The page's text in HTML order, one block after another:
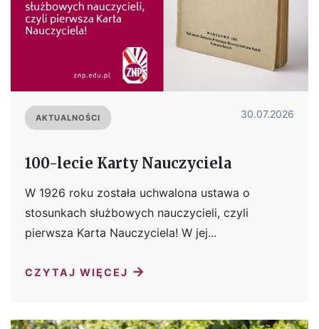
AKTUALNOŚCI 30.07.2026
100-lecie Karty Nauczyciela
W 1926 roku została uchwalona ustawa o
stosunkach służbowych nauczycieli, czyli
pierwsza Karta Nauczyciela! W jej...
CZYTAJ WIĘCEJ →